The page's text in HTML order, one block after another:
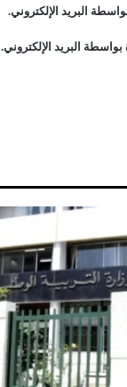
البريد الإلكتروني.
البريد الإلكتروني.